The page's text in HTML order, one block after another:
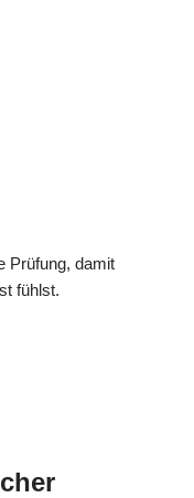
Prüfung, damit
fühlst.